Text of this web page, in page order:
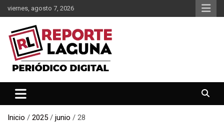
Saltar
al
contenido
viernes, agosto 7, 2026
Reporte Laguna
Inicio 2025 junio 28